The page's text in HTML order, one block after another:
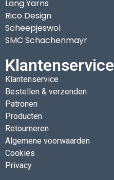
Lang Yarns
Rico Design
Scheepjeswol
SMC Schachenmayr
Klantenservice
Klantenservice
Bestellen & verzenden
Patronen
Producten
Retourneren
Algemene voorwaarden
Cookies
Privacy